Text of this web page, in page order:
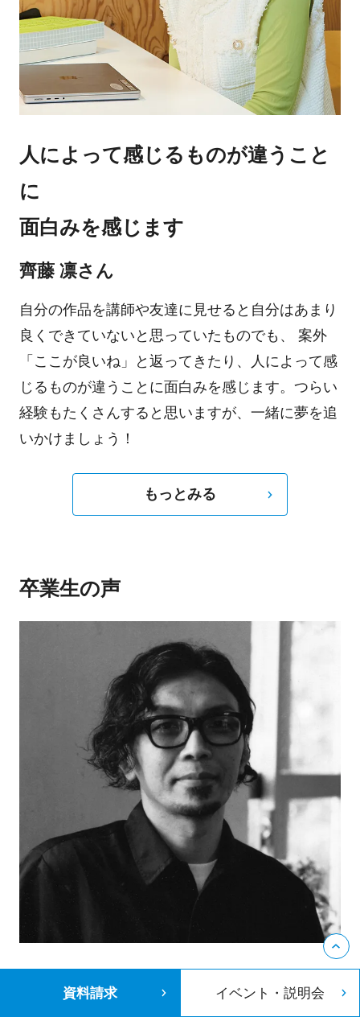
人によって感じるものが違うこと
に
面白みを感じます
齊藤 凛さん
自分の作品を講師や友達に見せると自分はあまり
良くできていないと思っていたものでも、 案外
「ここが良いね」と返ってきたり、人によって感
じるものが違うことに面白みを感じます。つらい
経験もたくさんすると思いますが、一緒に夢を追
いかけましょう！
もっとみる
卒業生の声
現役クリエイター講師が
資料請求 イベント・説明会